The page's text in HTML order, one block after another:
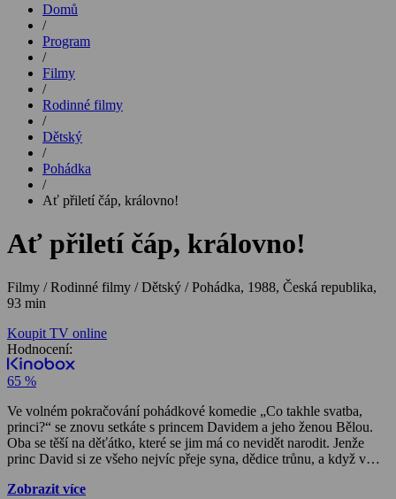
Domů
/
Program
/
Filmy
/
Rodinné filmy
/
Dětský
/
Pohádka
/
Ať přiletí čáp, královno!
Ať přiletí čáp, královno!
Filmy / Rodinné filmy / Dětský / Pohádka, 1988, Česká republika,
93 min
Koupit TV online
Hodnocení:
65 %
Ve volném pokračování pohádkové komedie „Co takhle svatba,
princi?“ se znovu setkáte s princem Davidem a jeho ženou Bělou.
Oba se těší na děťátko, které se jim má co nevidět narodit. Jenže
princ David si ze všeho nejvíc přeje syna, dědice trůnu, a když v
potrvá, než vezme svou dceru na milost…
Zobrazit více